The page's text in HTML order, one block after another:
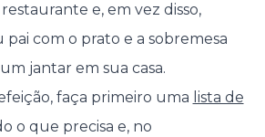
restaurante e, em vez disso,
com o prato e a sobremesa
jantar em sua casa.
faça primeiro uma lista de
o que precisa e, no